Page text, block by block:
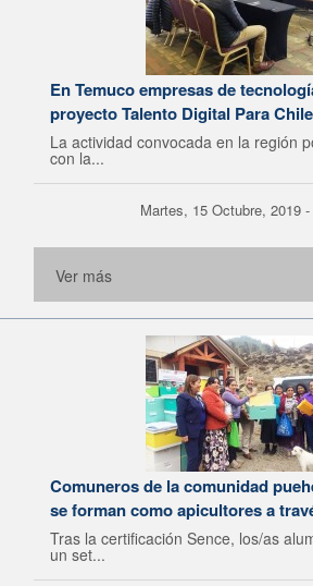
En Temuco empresas de
proyecto Talento Digital Para Chile
La actividad convocada en la región
con la...
Martes, 15 Octubre, 2019
Ver más
Comuneros de la comunidad
se forman como apicultores a
Tras la certificación Sence, los/as
un set...